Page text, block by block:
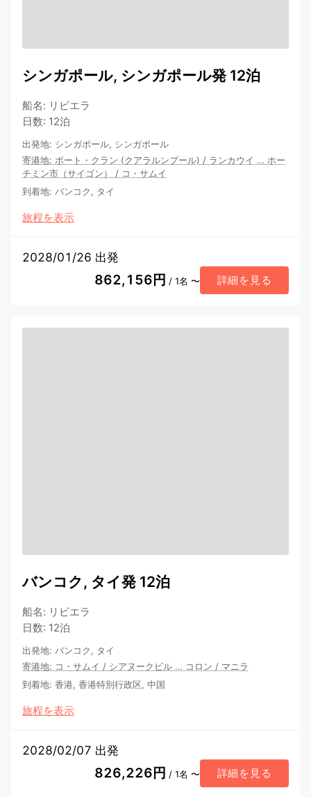
シンガポール, シンガポール発 12泊
船名: リビエラ
日数: 12泊
出発地: シンガポール, シンガポール
寄港地: ポート・クラン (クアラルンプール) / ランカウイ … ホー
チミン市（サイゴン）
/ コ・サムイ
到着地: バンコク, タイ
旅程を表示
2028/01/26 出発
862,156円 / 1名 〜 詳細を見る
バンコク, タイ発 12泊
船名: リビエラ
日数: 12泊
出発地: バンコク, タイ
寄港地: コ・サムイ / シアヌークビル … コロン / マニラ
到着地: 香港, 香港特別行政区, 中国
旅程を表示
2028/02/07 出発
826,226円 / 1名 〜 詳細を見る